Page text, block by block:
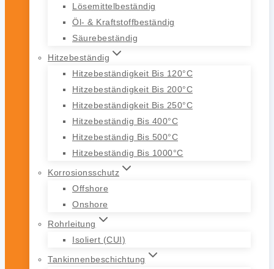
Lösemittelbeständig
Öl- & Kraftstoffbeständig
Säurebeständig
Hitzebeständig
Hitzebeständigkeit Bis 120°C
Hitzebeständigkeit Bis 200°C
Hitzebeständigkeit Bis 250°C
Hitzebeständig Bis 400°C
Hitzebeständig Bis 500°C
Hitzebeständig Bis 1000°C
Korrosionsschutz
Offshore
Onshore
Rohrleitung
Isoliert (CUI)
Tankinnenbeschichtung